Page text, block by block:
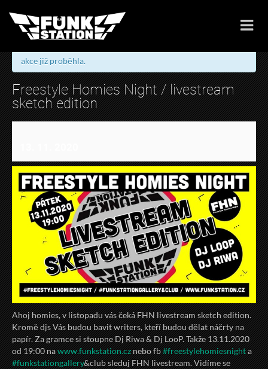
« Všechny Akce
akce již proběhla.
Freestyle Homies Night / livestream
sketch edition
Ahoj homies, v listopadu vás čeká FHN livestream sketch edition.
Kromě djs Vás budou bavit writers, kteří budou dělat náčrty na
papír. Za gramce si stoupne Dj Riwa & Dj LooP. Takže 13.11.2020
od 19:00 nawww.funkstation.cznebo fb#freestylehomiesnighta
#funkstationgallery&club sleduj FHN livestream. Vidíme se